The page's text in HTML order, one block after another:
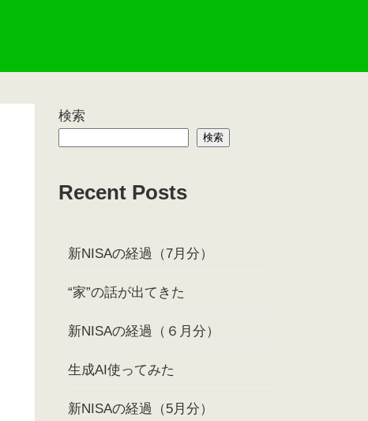
検索
検索
Recent Posts
新NISAの経過（7月分）
“家”の話が出てきた
新NISAの経過（６月分）
生成AI使ってみた
新NISAの経過（5月分）